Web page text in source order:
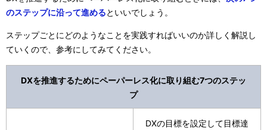
のステップに沿って進めるといいでしょう。
ステップごとにどのようなことを実践すればいいのか詳しく解説し
ていくので、参考にしてみてください。
DXを推進するためにペーパーレス化に取り組む7つのステッ
プ
DXの目標を設定して目標達